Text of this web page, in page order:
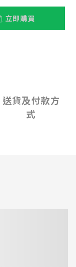
立即購買
送貨及付款方
式